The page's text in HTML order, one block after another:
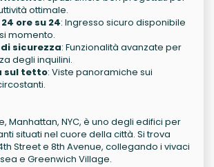
ottimale.
ore su 24: Ingresso sicuro disponibile
momento.
sicurezza: Funzionalità avanzate per
degli inquilini.
sul tetto: Viste panoramiche sui
Manhattan, NYC, è uno degli edifici per
situati nel cuore della città. Si trova
Street e 8th Avenue, collegando i vivaci
e Greenwich Village.